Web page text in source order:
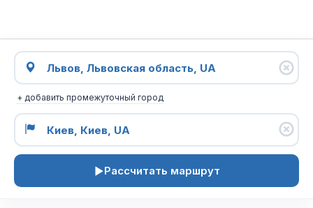
+ добавить промежуточный город
Рассчитать маршрут